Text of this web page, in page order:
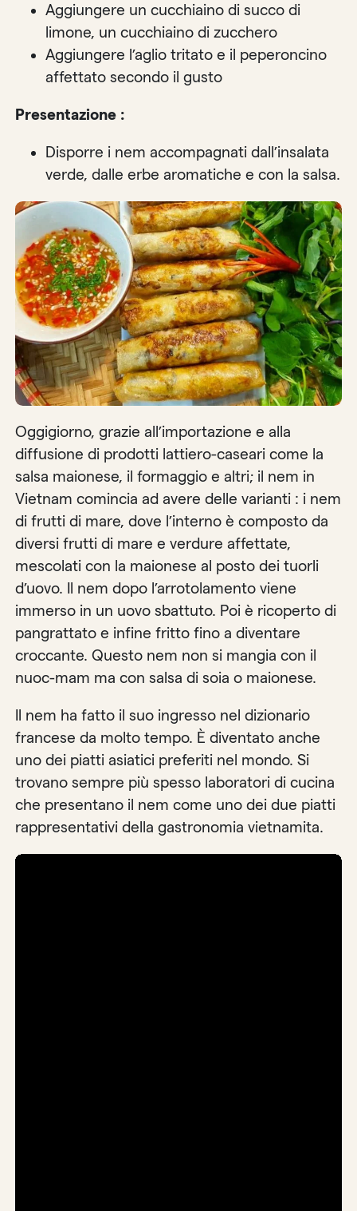
Aggiungere un cucchiaino di succo di
limone, un cucchiaino di zucchero
Aggiungere l’aglio tritato e il peperoncino
affettato secondo il gusto
Presentazione :
Disporre i nem accompagnati dall’insalata
verde, dalle erbe aromatiche e con la salsa.
Oggigiorno, grazie all’importazione e alla
diffusione di prodotti lattiero-caseari come la
salsa maionese, il formaggio e altri; il nem in
Vietnam comincia ad avere delle varianti : i nem
di frutti di mare, dove l’interno è composto da
diversi frutti di mare e verdure affettate,
mescolati con la maionese al posto dei tuorli
d’uovo. Il nem dopo l’arrotolamento viene
immerso in un uovo sbattuto. Poi è ricoperto di
pangrattato e infine fritto fino a diventare
croccante. Questo nem non si mangia con il
nuoc-mam ma con salsa di soia o maionese.
Il nem ha fatto il suo ingresso nel dizionario
francese da molto tempo. È diventato anche
uno dei piatti asiatici preferiti nel mondo. Si
trovano sempre più spesso laboratori di cucina
che presentano il nem come uno dei due piatti
rappresentativi della gastronomia vietnamita.